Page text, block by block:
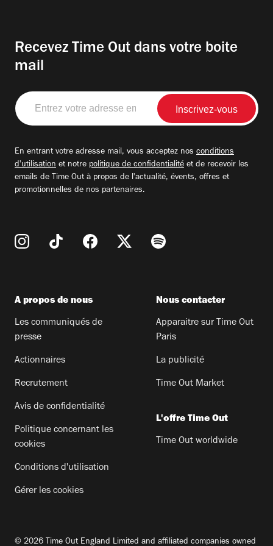
Recevez Time Out dans votre boite
mail
Entrez
votre
adresse
En entrant votre adresse mail, vous acceptez nos conditions
d'utilisation et notre politique de confidentialité et de recevoir les
emails de Time Out à propos de l'actualité, évents, offres et
promotionnelles de nos partenaires.
A propos de nous
Les communiqués de
presse
Actionnaires
Recrutement
Avis de confidentialité
Politique concernant les
cookies
Conditions d'utilisation
Gérer les cookies
Nous contacter
Apparaitre sur Time Out
Paris
La publicité
Time Out Market
L'offre Time Out
Time Out worldwide
© 2026 Time Out England Limited and affiliated companies owned